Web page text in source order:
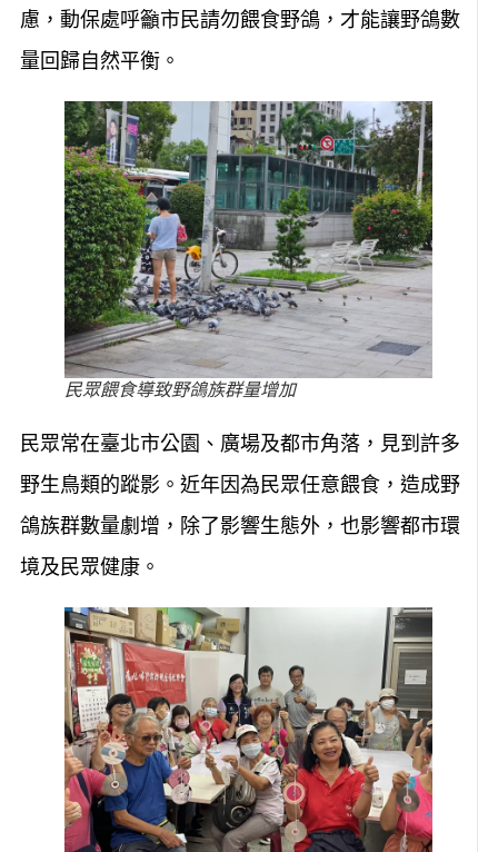
慮，動保處呼籲市民請勿餵食野鴿，才能讓野鴿數
量回歸自然平衡。
民眾餵食導致野鴿族群量增加
民眾常在臺北市公園、廣場及都市角落，見到許多
野生鳥類的蹤影。近年因為民眾任意餵食，造成野
鴿族群數量劇增，除了影響生態外，也影響都市環
境及民眾健康。